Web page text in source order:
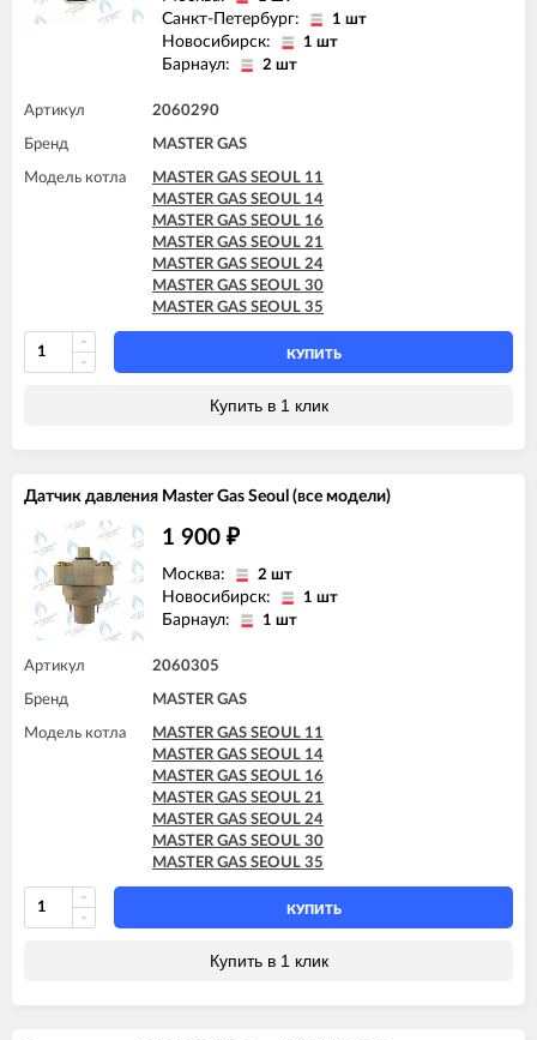
Санкт-Петербург: 1 шт
Новосибирск: 1 шт
Барнаул: 2 шт
Артикул 2060290
Бренд MASTER GAS
Модель котла
MASTER GAS SEOUL 11
MASTER GAS SEOUL 14
MASTER GAS SEOUL 16
MASTER GAS SEOUL 21
MASTER GAS SEOUL 24
MASTER GAS SEOUL 30
MASTER GAS SEOUL 35
КУПИТЬ
Купить в 1 клик
Датчик давления Master Gas Seoul (все модели)
1 900 ₽
Москва: 2 шт
Новосибирск: 1 шт
Барнаул: 1 шт
Артикул 2060305
Бренд MASTER GAS
Модель котла
MASTER GAS SEOUL 11
MASTER GAS SEOUL 14
MASTER GAS SEOUL 16
MASTER GAS SEOUL 21
MASTER GAS SEOUL 24
MASTER GAS SEOUL 30
MASTER GAS SEOUL 35
КУПИТЬ
Купить в 1 клик